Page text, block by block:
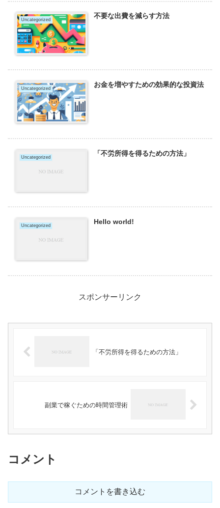
Uncategorized 不要な出費を減らす方法
Uncategorized お金を増やすための効果的な投資法
Uncategorized 「不労所得を得るための方法」
Uncategorized Hello world!
スポンサーリンク
「不労所得を得るための方法」
副業で稼ぐための時間管理術
コメント
コメントを書き込む